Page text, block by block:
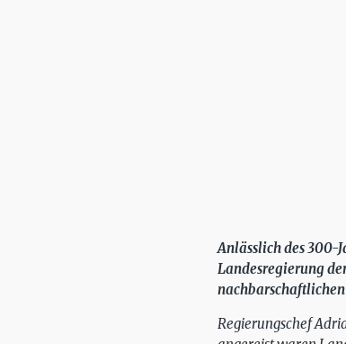
Anlässlich des 300-
Landesregierung
Regierungschef